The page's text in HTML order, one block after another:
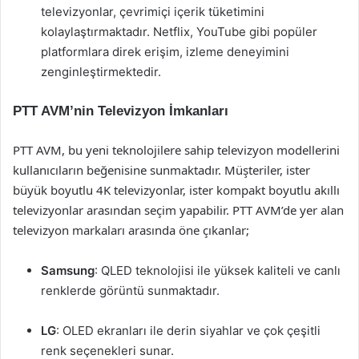
televizyonlar, çevrimiçi içerik tüketimini
kolaylaştırmaktadır. Netflix, YouTube gibi popüler
platformlara direk erişim, izleme deneyimini
zenginleştirmektedir.
PTT AVM’nin Televizyon İmkanları
PTT AVM, bu yeni teknolojilere sahip televizyon modellerini
kullanıcıların beğenisine sunmaktadır. Müşteriler, ister
büyük boyutlu 4K televizyonlar, ister kompakt boyutlu akıllı
televizyonlar arasından seçim yapabilir. PTT AVM’de yer alan
televizyon markaları arasında öne çıkanlar;
Samsung: QLED teknolojisi ile yüksek kaliteli ve canlı
renklerde görüntü sunmaktadır.
LG: OLED ekranları ile derin siyahlar ve çok çeşitli
renk seçenekleri sunar.